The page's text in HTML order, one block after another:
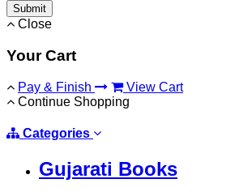
Submit
Close
Your Cart
Pay & Finish
View Cart
Continue Shopping
Categories
Gujarati Books